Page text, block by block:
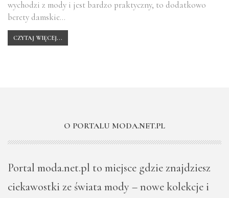
wychodzi z mody i jest bardzo praktyczny, to dodatkowo
berety damskie…
CZYTAJ WIĘCEJ...
O PORTALU MODA.NET.PL
Portal moda.net.pl to miejsce gdzie znajdziesz
ciekawostki ze świata mody – nowe kolekcje i